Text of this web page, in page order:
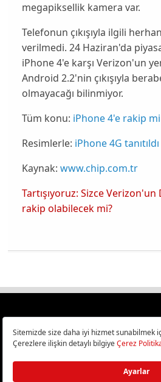
megapiksellik kamera var.
Telefonun çıkışıyla ilgili
verilmedi. 24 Haziran'da
iPhone 4'e karşı Verizon'un
Android 2.2'nin çıkışıyla
olmayacağı bilinmiyor.
Tüm konu: iPhone 4'e rakip
Resimlerle: iPhone 4G tanıtıldı
Kaynak: www.chip.com.tr
Tartışıyoruz: Sizce
rakip olabilecek mi?
Bilişim ve Teknoloji Haberleri